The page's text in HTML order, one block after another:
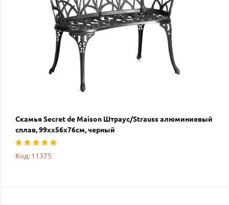
Скамья Secret de Maison Штраус/Strauss алюминиевый
сплав, 99хх56х76см, черный
Код: 11375